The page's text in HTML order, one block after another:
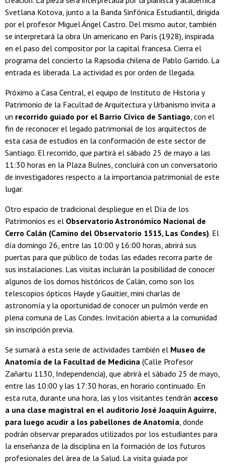
Svetlana Kotova, junto a la Banda Sinfónica Estudiantil, dirigida
por el profesor Miguel Ángel Castro. Del mismo autor, también
se interpretará la obra Un americano en París (1928), inspirada
en el paso del compositor por la capital francesa. Cierra el
programa del concierto la Rapsodia chilena de Pablo Garrido. La
entrada es liberada. La actividad es por orden de llegada.
Próximo a Casa Central, el equipo de Instituto de Historia y
Patrimonio de la Facultad de Arquitectura y Urbanismo invita a
un recorrido guiado por el Barrio Cívico de Santiago, con el
fin de reconocer el legado patrimonial de los arquitectos de
esta casa de estudios en la conformación de este sector de
Santiago. El recorrido, que partirá el sábado 25 de mayo a las
11:30 horas en la Plaza Bulnes, concluirá con un conversatorio
de investigadores respecto a la importancia patrimonial de este
lugar.
Otro espacio de tradicional despliegue en el Día de los
Patrimonios es el Observatorio Astronómico Nacional de
Cerro Calán (Camino del Observatorio 1515, Las Condes). El
día domingo 26, entre las 10:00 y 16:00 horas, abrirá sus
puertas para que público de todas las edades recorra parte de
sus instalaciones. Las visitas incluirán la posibilidad de conocer
algunos de los domos históricos de Calán, como son los
telescopios ópticos Hayde y Gauitier, mini charlas de
astronomía y la oportunidad de conocer un pulmón verde en
plena comuna de Las Condes. Invitación abierta a la comunidad
sin inscripción previa.
Se sumará a esta serie de actividades también el Museo de
Anatomía de la Facultad de Medicina (Calle Profesor
Zañartu 1130, Independencia), que abrirá el sábado 25 de mayo,
entre las 10:00 y las 17:30 horas, en horario continuado. En
esta ruta, durante una hora, las y los visitantes tendrán acceso
a una clase magistral en el auditorio José Joaquín Aguirre,
para luego acudir a los pabellones de Anatomía, donde
podrán observar preparados utilizados por los estudiantes para
la enseñanza de la disciplina en la formación de los futuros
profesionales del área de la Salud. La visita guiada por